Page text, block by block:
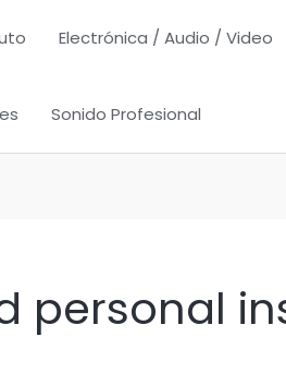
Electrónica / Audio / Video
Sonido Profesional
personal